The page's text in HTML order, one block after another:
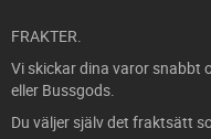
FRAKTER.
Vi skickar dina varor snabbt
eller Bussgods.
Du väljer själv det fraktsätt